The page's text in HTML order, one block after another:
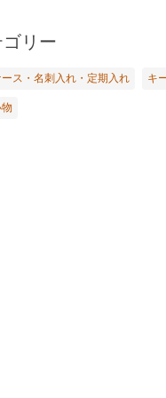
リー
ス・名刺入れ・定期入れ キ